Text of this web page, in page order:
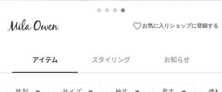
favorite_borderお気に入りショップに登録する
アイテム スタイリング お知らせ